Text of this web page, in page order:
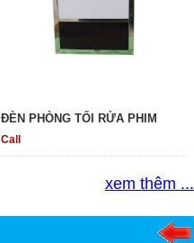
ĐÈN PHÒNG TỐI RỬA PHIM
Call
xem thêm ...